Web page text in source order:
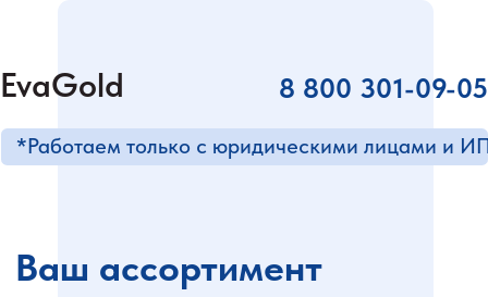
*Работаем только с юридическими лицами и ИП
к соседям — обновим
подборку за 2 часа